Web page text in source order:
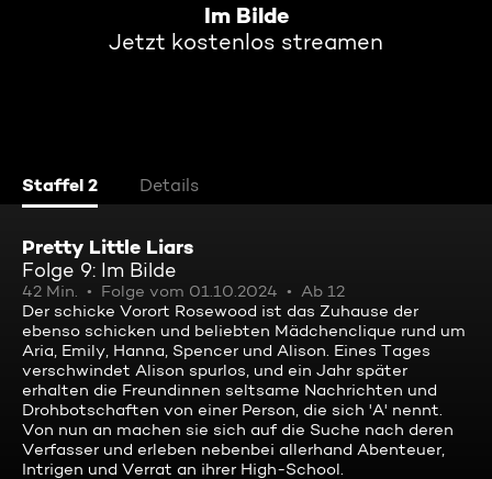
Im Bilde
Jetzt kostenlos streamen
Staffel 2 Details
Pretty Little Liars
Folge 9: Im Bilde
42 Min. Folge vom 01.10.2024
Ab 12
Der schicke Vorort Rosewood ist das Zuhause der
ebenso schicken und beliebten Mädchenclique rund um
Aria, Emily, Hanna, Spencer und Alison. Eines Tages
verschwindet Alison spurlos, und ein Jahr später
erhalten die Freundinnen seltsame Nachrichten und
Drohbotschaften von einer Person, die sich 'A' nennt.
Von nun an machen sie sich auf die Suche nach deren
Verfasser und erleben nebenbei allerhand Abenteuer,
Intrigen und Verrat an ihrer High-School.